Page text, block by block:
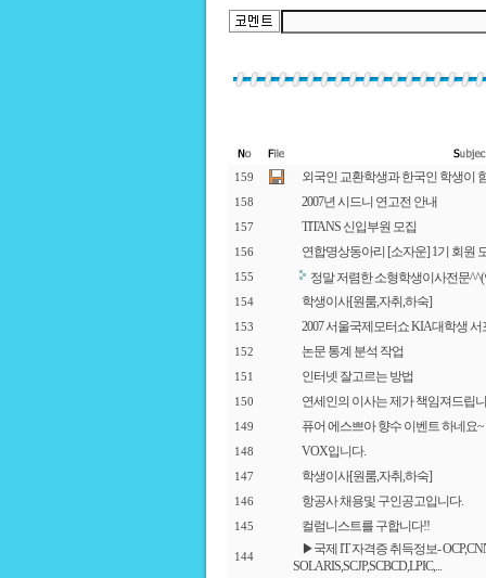
159 외국인 교환학생과 한국인 학생이
158 2007년 시드니 연고전 안내
157 TITANS 신입부원 모집
156 연합명상동아리 [소자운] 1기 회원
155 정말 저렴한 소형학생이사전문
154 학생이사[원룸,자취,하숙]
153 2007 서울국제모터쇼 KIA대학생
152 논문 통계 분석 작업
151 인터넷 잘고르는 방법
150 연세인의 이사는 제가 책임져드립
149 퓨어 에스쁘아 향수 이벤트 하네요~
148 VOX입니다.
147 학생이사[원룸,자취,하숙]
146 항공사 채용및 구인공고입니다.
145 컬럼니스트를 구합니다!!
144
▶국제 IT 자격증 취득정보-
SOLARIS,SCJP,SCBCD,LPIC,...